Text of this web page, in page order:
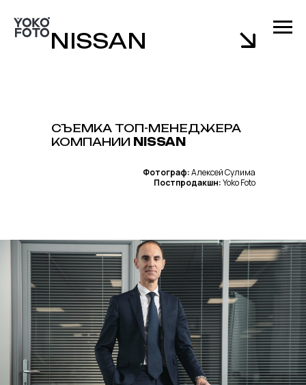
NISSAN
СЪЕМКА ТОП-МЕНЕДЖЕРА
КОМПАНИИ NISSAN
Фотограф:Алексей Сулима
Постпродакшн:Yoko Foto